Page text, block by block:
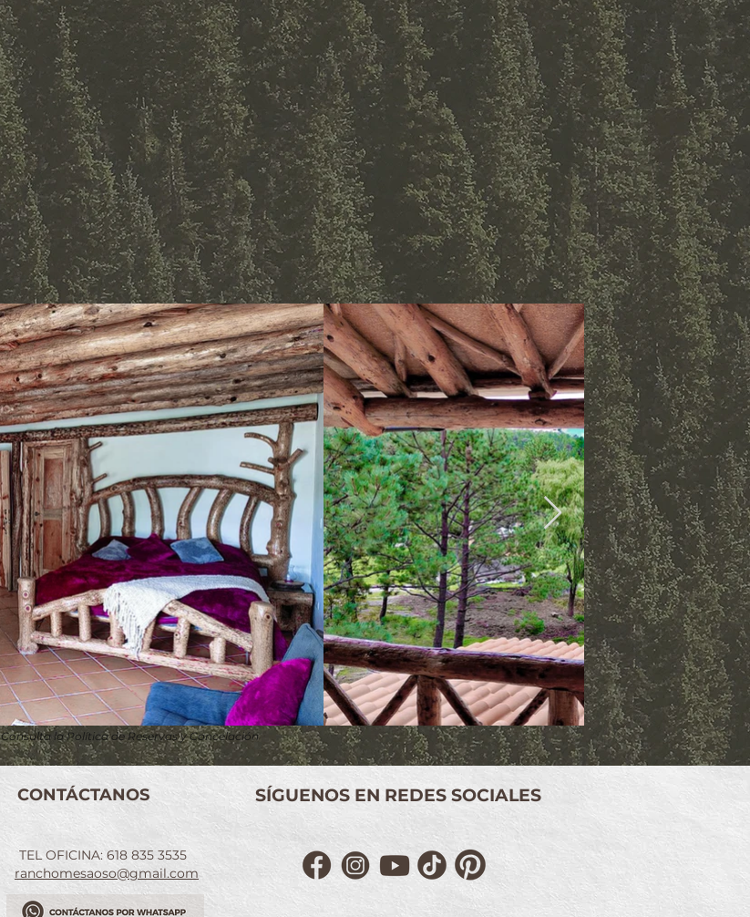
Consulta la Política de Reservas y Cancelación
CONTÁCTANOS
TEL OFICINA: 618 835 3535
ranchomesaoso@gmail.com
SÍGUENOS EN REDES SOCIALES